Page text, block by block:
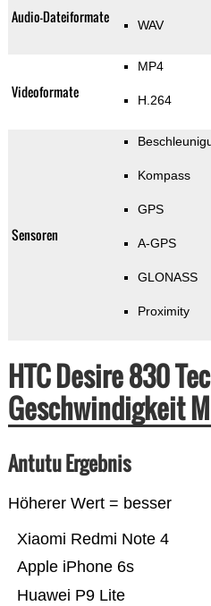
Audio-Dateiformate WAV
Videoformate
MP4
H.264
Sensoren
Kompass
GPS
A-GPS
GLONASS
Proximity
HTC Desire 830
Geschwindigkeit
Antutu Ergebnis
Höherer Wert = besser
Huawei P9 Lite
Apple iPhone 6s
Xiaomi Redmi Note 4